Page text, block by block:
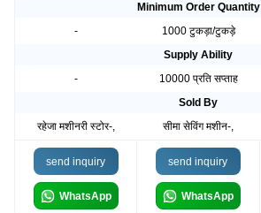
Minimum Order Quantity
-
1000 टुकड़ा/टुकड़े
Supply Ability
-
10000 प्रति सप्ताह
Sold By
रहेजा मशीनरी स्टोर-,
सीमा सेविंग मशीन-,
send inquiry
WhatsApp
send inquiry
WhatsApp